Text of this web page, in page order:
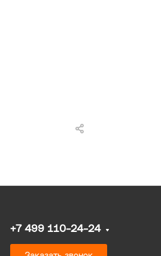
+7 499 110-24-24